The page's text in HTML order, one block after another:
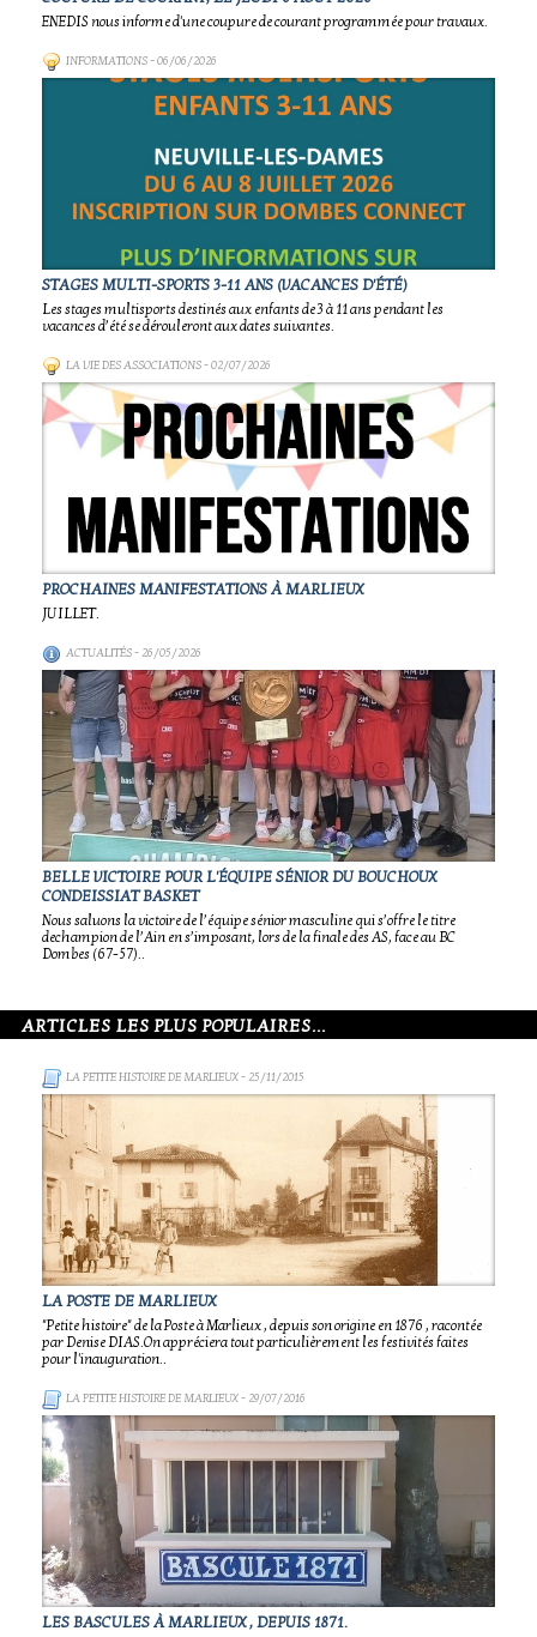
ENEDIS nous informe d'une coupure de courant programmée pour travaux.
INFORMATIONS- 06/06/2026
STAGES MULTI-SPORTS 3-11 ANS (VACANCES D'ÉTÉ)
Les stages multisports destinés aux enfants de 3 à 11 ans pendant les
vacances d’été se dérouleront aux dates suivantes.
LA VIE DES ASSOCIATIONS- 02/07/2026
PROCHAINES MANIFESTATIONS À MARLIEUX
JUILLET.
ACTUALITÉS- 26/05/2026
BELLE VICTOIRE POUR L'ÉQUIPE SÉNIOR DU BOUCHOUX
CONDEISSIAT BASKET
Nous saluons la victoire de l’équipe sénior masculine qui s’offre le titre
dechampion de l’Ain en s’imposant, lors de la finale des AS, face au BC
Dombes (67-57)..
ARTICLES LES PLUS POPULAIRES...
LA PETITE HISTOIRE DE MARLIEUX- 25/11/2015
LA POSTE DE MARLIEUX
"Petite histoire" de la Poste à Marlieux , depuis son origine en 1876 , racontée
par Denise DIAS.On appréciera tout particulièrement les festivités faites
pour l'inauguration..
LA PETITE HISTOIRE DE MARLIEUX- 29/07/2016
LES BASCULES À MARLIEUX , DEPUIS 1871.